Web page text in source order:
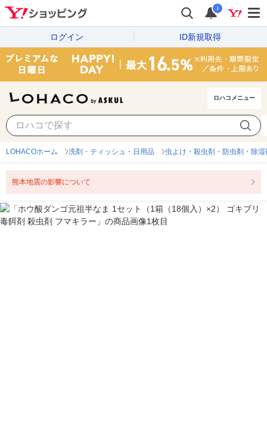
i
ログイン ID新規取得
ロハコメニュー
LOHACOホーム 洗剤・ティッシュ・日用品 虫よけ・殺虫剤・防虫剤・除湿
熊本地震の影響について